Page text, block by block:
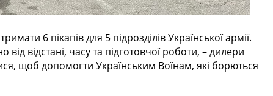
6 пікапів для 5 підрозділів Української армії.
відстані, часу та підготовчої роботи, – дилери
щоб допомогти Українським Воїнам, які борються